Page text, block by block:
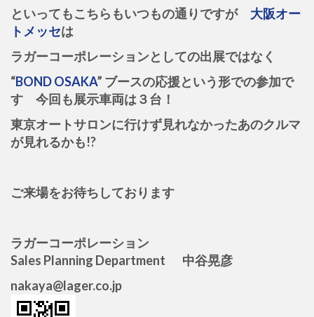
といってもこちらもいつもの通りですが 大阪オー
トメッセは
ラガーコーポレーションとしての出展ではなく
“BOND OSAKA” ブースの応援という形での参加で
す 今回も展示車両は３台！
東京オートサロンに行けず見れなかったあのクルマ
が見れるかも!?
ご来場をお待ちしております
ラガーコーポレーション
Sales Planning Department 中谷晃彦
nakaya@lager.co.jp